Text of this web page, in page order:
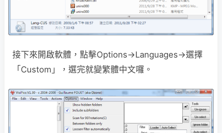
接下來開啟軟體，點擊Options→Languages→選擇
「Custom」，選完就變繁體中文囉。